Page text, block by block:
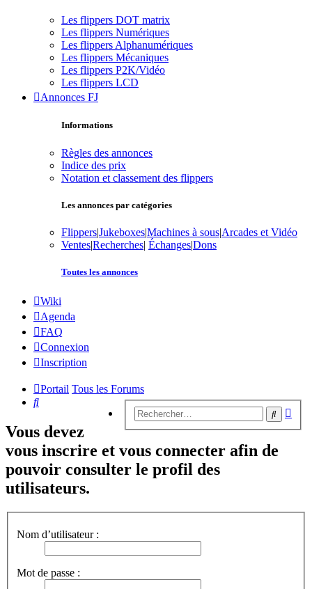
Les flippers DOT matrix
Les flippers Numériques
Les flippers Alphanumériques
Les flippers Mécaniques
Les flippers P2K/Vidéo
Les flippers LCD
Annonces FJ
Informations
Règles des annonces
Indice des prix
Notation et classement des flippers
Les annonces par catégories
Flippers|Jukeboxes|Machines à sous|Arcades et Vidéo
Ventes|Recherches| Échanges|Dons
Toutes les annonces
Wiki
Agenda
FAQ
Connexion
Inscription
Portail Tous les Forums
Rechercher
Vous devez
vous inscrire et vous connecter afin de
pouvoir consulter le profil des
utilisateurs.
Nom d’utilisateur :
Mot de passe :